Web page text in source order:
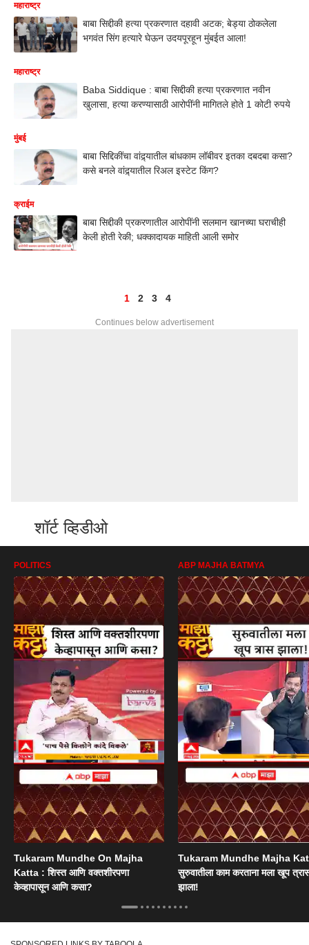
महाराष्ट्र
बाबा सिद्दीकी हत्या प्रकरणात दहावी अटक; बेड्या ठोकलेला
भगवंत सिंग हत्यारे घेऊन उदयपूरहून मुंबईत आला!
महाराष्ट्र
Baba Siddique : बाबा सिद्दीकी हत्या प्रकरणात नवीन
खुलासा, हत्या करण्यासाठी आरोपींनी मागितले होते 1 कोटी रुपये
मुंबई
बाबा सिद्दिकींचा वांद्र्यातील बांधकाम लॉबीवर इतका दबदबा कसा?
कसे बनले वांद्र्यातील रिअल इस्टेट किंग?
क्राईम
बाबा सिद्दीकी प्रकरणातील आरोपींनी सलमान खानच्या घराचीही
केली होती रेकी; धक्कादायक माहिती आली समोर
1 2 3 4
Continues below advertisement
शॉर्ट व्हिडीओ
POLITICS
Tukaram Mundhe On Majha
Katta : शिस्त आणि वक्तशीरपणा
केव्हापासून आणि कसा?
ABP MAJHA BATMYA
Tukaram Mundhe Majha
सुरुवातीला काम करताना मला खूप
झाला!